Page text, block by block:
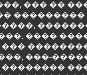
��� ��
���������
����
���-